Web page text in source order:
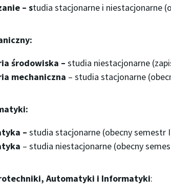
– studia stacjonarne i niestacjonarne
środowiska – studia niestacjonarne
mechaniczna – studia stacjonarne
– studia stacjonarne (obecny semestr
– studia niestacjonarne (obecny
Automatyki i Informatyki: